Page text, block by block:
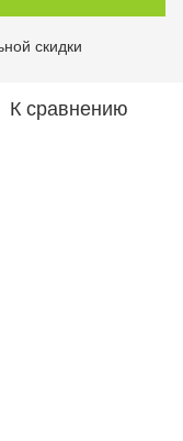
скидки
К сравнению